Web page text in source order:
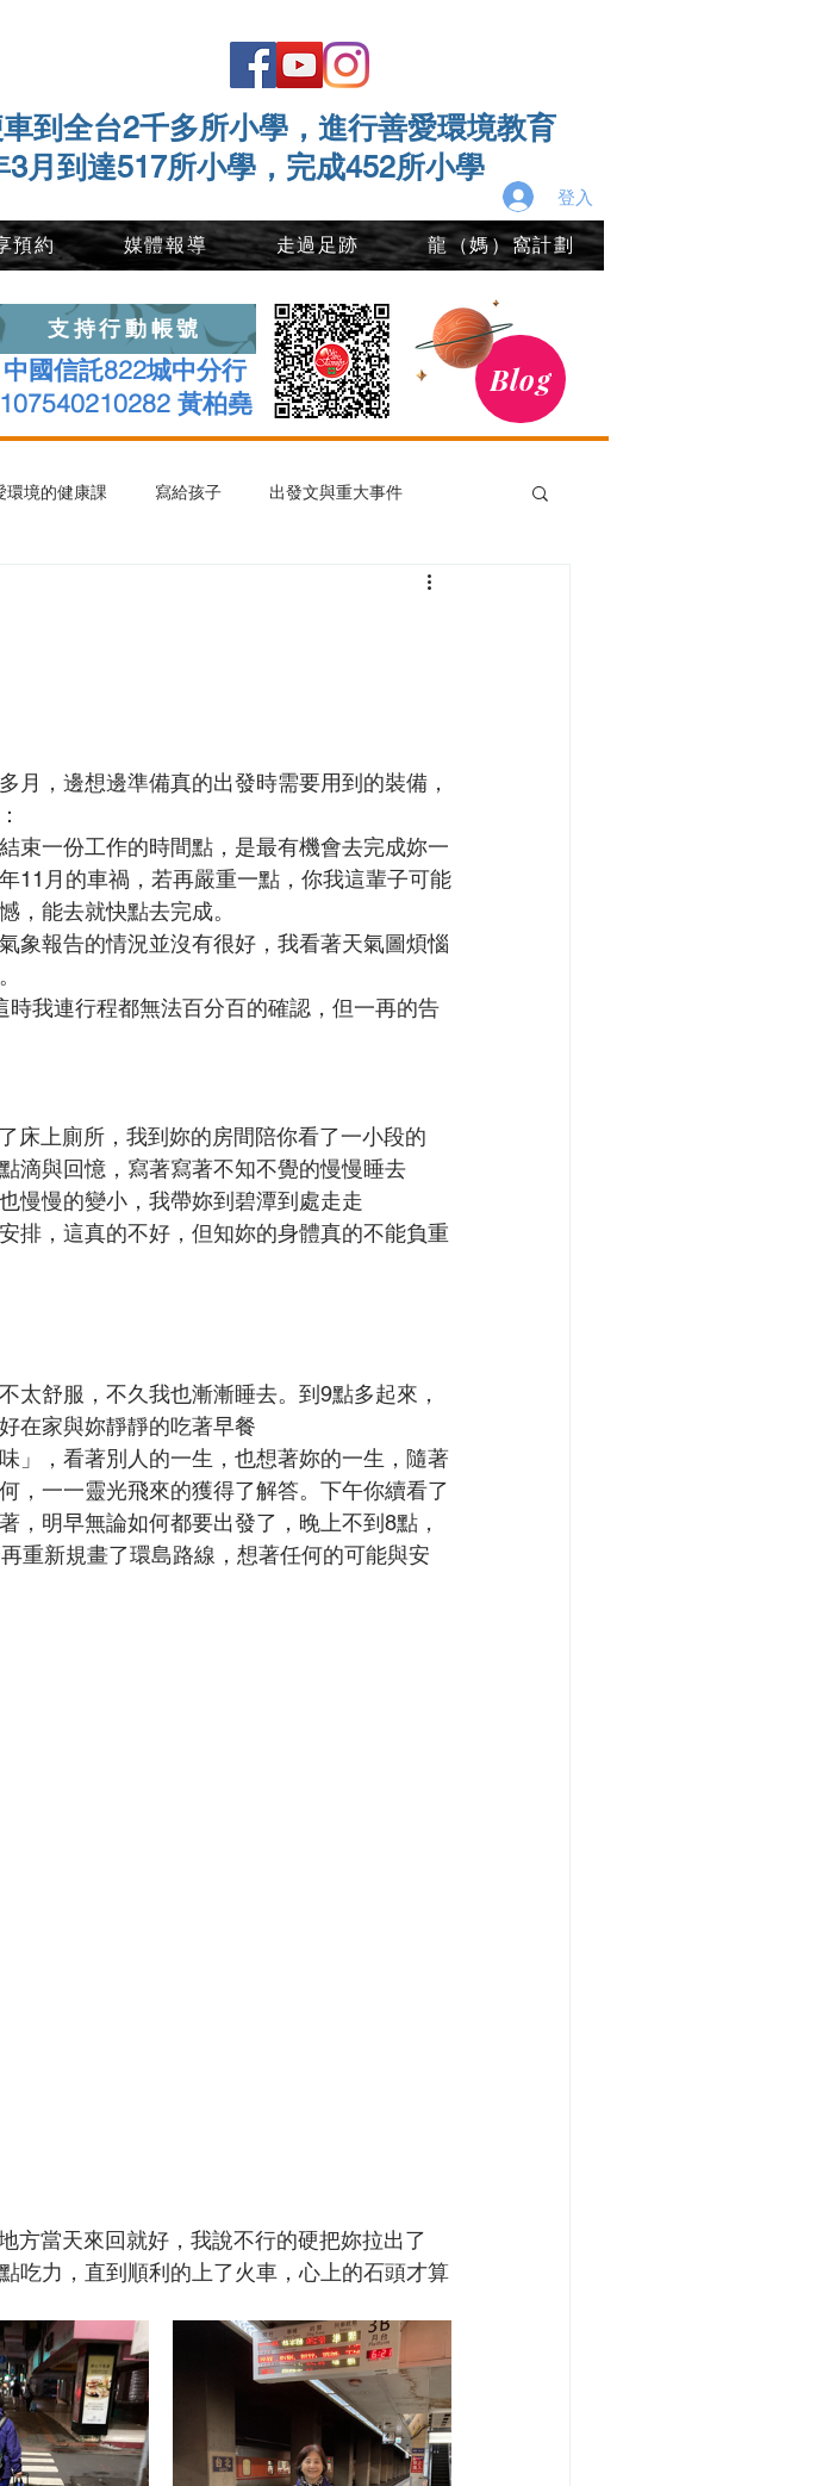
到全台2千多所小學，進行善愛環境教育
3月到達517所小學，完成452所小學
登入
預約 媒體報導 走過足跡 龍（媽）窩計劃
支持行動帳號
中國信託822城中分行
107540210282 黃柏堯
Blog
環境的健康課 寫給孩子 出發文與重大事件
月，邊想邊準備真的出發時需要用到的裝備，
束一份工作的時間點，是最有機會去完成妳一
11月的車禍，若再嚴重一點，你我這輩子可能
，能去就快點去完成。
象報告的情況並沒有很好，我看著天氣圖煩惱
我連行程都無法百分百的確認，但一再的告
床上廁所，我到妳的房間陪你看了一小段的
滴與回憶，寫著寫著不知不覺的慢慢睡去
慢慢的變小，我帶妳到碧潭到處走走
排，這真的不好，但知妳的身體真的不能負重
太舒服，不久我也漸漸睡去。到9點多起來，
在家與妳靜靜的吃著早餐
」，看著別人的一生，也想著妳的一生，隨著
，一一靈光飛來的獲得了解答。下午你續看了
，明早無論如何都要出發了，晚上不到8點，
重新規畫了環島路線，想著任何的可能與安
方當天來回就好，我說不行的硬把妳拉出了
吃力，直到順利的上了火車，心上的石頭才算